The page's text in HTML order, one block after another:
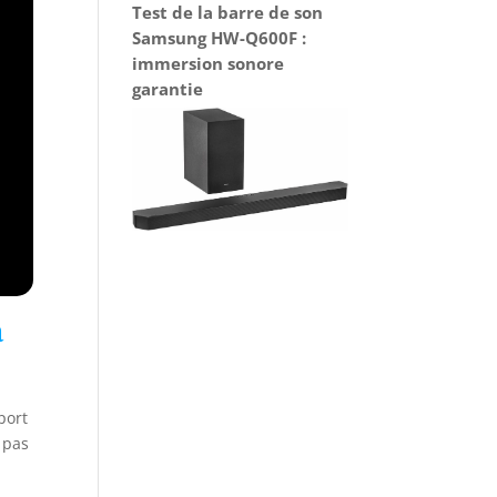
Test de la barre de son
Samsung HW-Q600F :
immersion sonore
garantie